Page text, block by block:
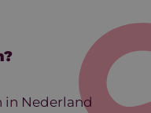
in Nederland